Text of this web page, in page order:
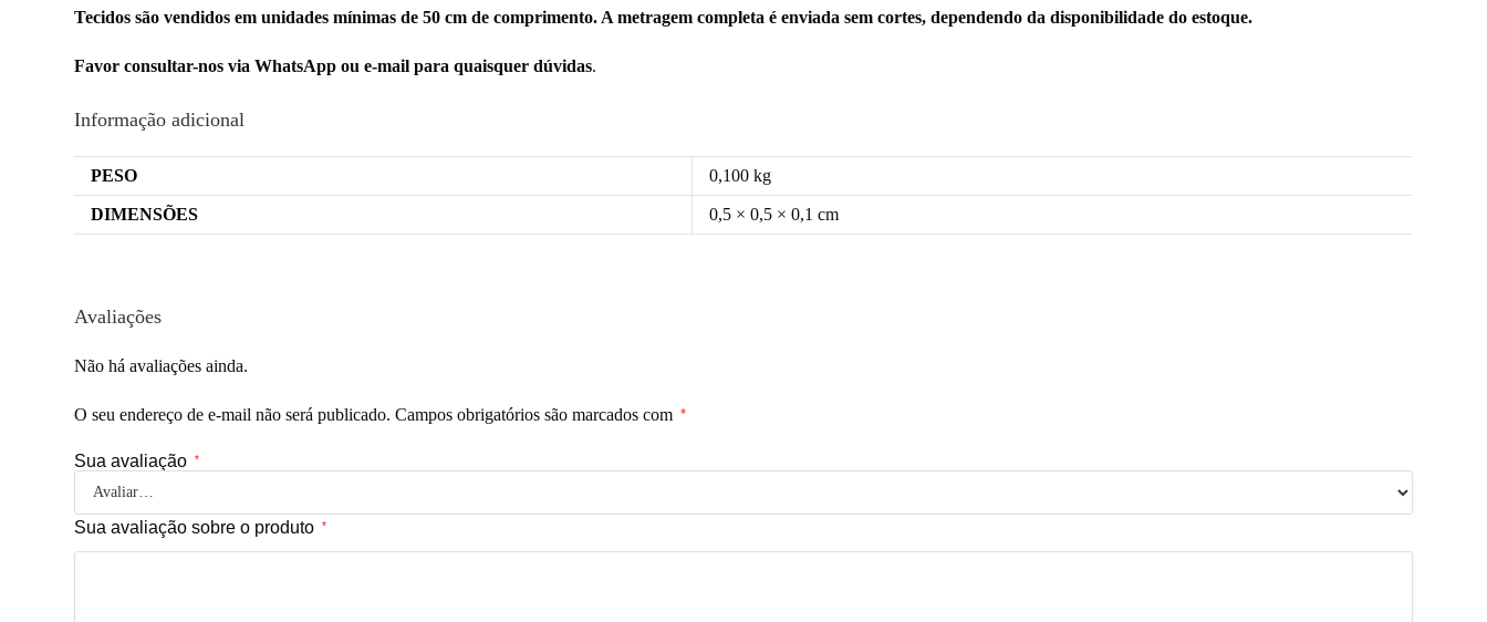
Tecidos são vendidos em unidades mínimas de 50 cm de comprimento. A metragem completa é enviada sem cortes, dependendo da disponibilidade do estoque.
Favor consultar-nos via WhatsApp ou e-mail para quaisquer dúvidas.
Informação adicional
PESO 0,100 kg
DIMENSÕES 0,5 × 0,5 × 0,1 cm
Avaliações
Não há avaliações ainda.
O seu endereço de e-mail não será publicado. Campos obrigatórios são marcados com *
Sua avaliação *
Sua avaliação sobre o produto *